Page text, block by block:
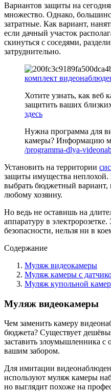
Вариантов защиты на
множество. Однако,
затратные. Как вариант,
если дачный участок
скинуться с соседями,
затруднительно.
комплект
Хотите узнать, как веб
защитить ваших
здесь
Нужна программа для
камеры? Информацию
/programma-dlya-
Установить на территории
защиты имущества
выбрать бюджетный вариант,
любому хозяину.
Но ведь не оставишь на
аппаратуру в
безопасности, нельзя ни в
Содержание
Муляж видеокамеры
Муляж камеры с
Муляж купольной
Муляж видеокамеры
Чем заменить камеру
бюджета? Существует
заставить злоумышленника с
вашим забором.
Для имитации
используют муляж камеры
но выглядит похоже на